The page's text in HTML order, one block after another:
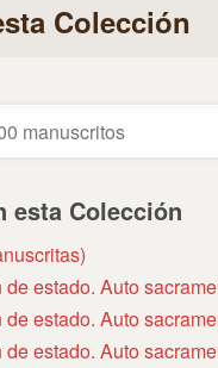
Colección
esta Colección
estado. Auto
estado. Auto
estado. Auto